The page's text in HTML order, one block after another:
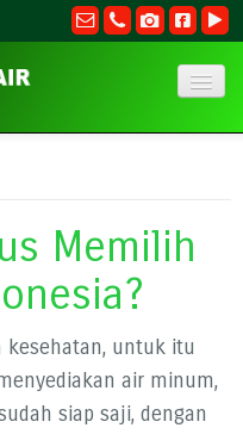
Memilih
kesehatan, untuk itu
air minum,
siap saji, dengan